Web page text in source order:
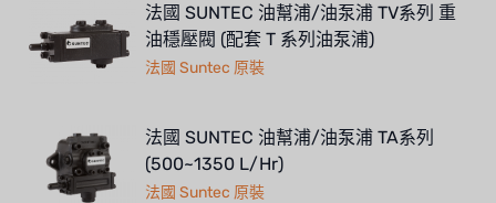
法國 SUNTEC 油幫浦/油泵浦 TV系列 重
油穩壓閥 (配套 T 系列油泵浦)
法國 Suntec 原裝
法國 SUNTEC 油幫浦/油泵浦 TA系列
(500~1350 L/Hr)
法國 Suntec 原裝